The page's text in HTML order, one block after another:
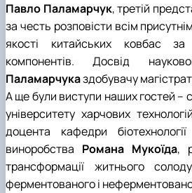
Павло Паламарчук, третій
за честь розповісти всім
якості китайських ковбас за
компонентів. Досвід
Паламарчуказдобувачу
А ще були виступи наших гостей –
університету харчових
доцента кафедри
виноробства Романа Мукоїда,
трансформації житнього
ферментованого і